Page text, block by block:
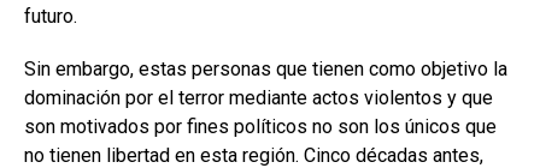
futuro.
Sin embargo, estas personas que tienen como objetivo la
dominación por el terror mediante actos violentos y que
son motivados por fines políticos no son los únicos que
no tienen libertad en esta región. Cinco décadas antes,